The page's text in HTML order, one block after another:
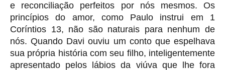
e reconciliação perfeitos por nós mesmos. Os
princípios do amor, como Paulo instrui em 1
Coríntios 13, não são naturais para nenhum de
nós. Quando Davi ouviu um conto que espelhava
sua própria história com seu filho, inteligentemente
apresentado pelos lábios da viúva que lhe fora